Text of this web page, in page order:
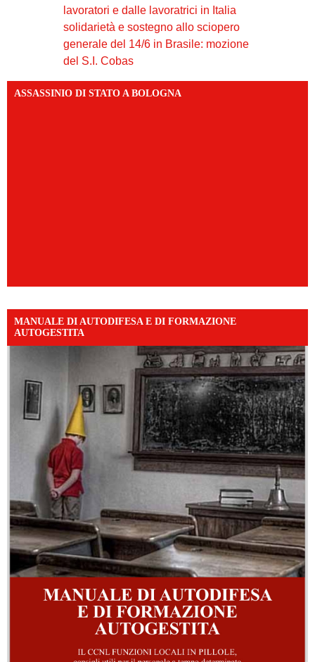
lavoratori e dalle lavoratrici in Italia
solidarietà e sostegno allo sciopero
generale del 14/6 in Brasile: mozione
del S.I. Cobas
ASSASSINIO DI STATO A BOLOGNA
MANUALE DI AUTODIFESA E DI FORMAZIONE
AUTOGESTITA